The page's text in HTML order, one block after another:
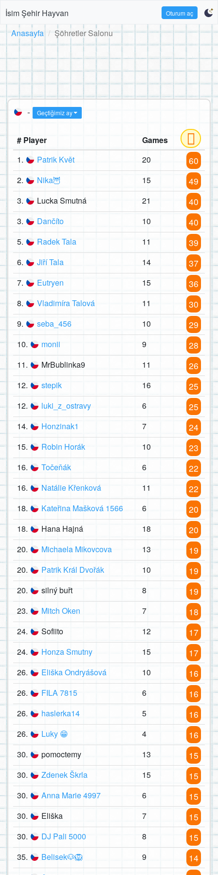
İsim Şehir Hayvan Oturum aç
Anasayfa Şöhretler Salonu
- Geçtiğimiz ay
# Player
Games
1.
Patrik Květ 20 60
2. Nika🦉 15 49
3. Lucka Smutná 21 40
3. Dančíto 10 40
5. Radek Tala 11 39
6. Jiří Tala 14 37
7. Eutryen 15 36
8. Vladimíra Talová 11 30
9. seba_456 10 29
10. monii 9 28
11. MrBublinka9 11 26
12. stepik 16 25
12. luki_z_ostravy 6 25
14. Honzinak1 7 24
15. Robin Horák 10 23
16. Točeňák 6 22
16. Natálie Křenková 11 22
18. Kateřina Mašková 1566 6 20
18. Hana Hajná 18 20
20. Michaela Mikovcova 13 19
20. Patrik Král Dvořák 10 19
20. silný buřt 8 19
23. Mitch Oken 7 18
24. Sofiito 12 17
24. Honza Smutny 15 17
26. Eliška Ondryášová 10 16
26. FILA 7815 6 16
26. haslerka14 5 16
26. Luky 😁 4 16
30. pomoctemy 13 15
30. Zdenek Škrla 15 15
30. Anna Marie 4997 6 15
30. Eliška 7 15
30. DJ Pali 5000 8 15
35. Belisek🐶🦁 9 14